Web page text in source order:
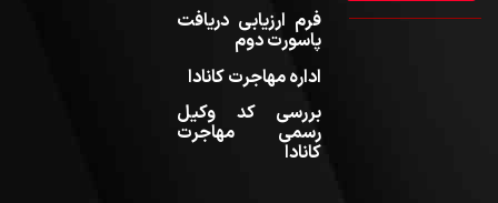
فرم ارزیابی دریافت
پاسورت دوم
اداره مهاجرت کانادا
بررسی کد وکیل
رسمی مهاجرت
کانادا